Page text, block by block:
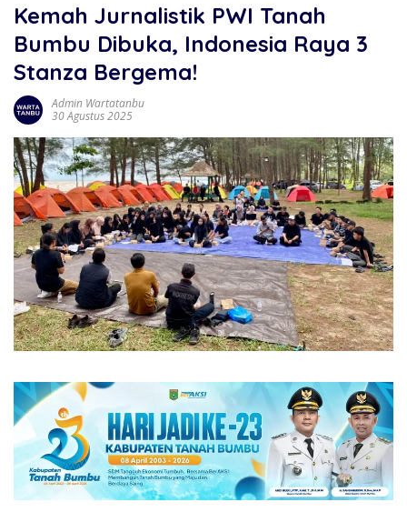
Kemah Jurnalistik PWI Tanah
Bumbu Dibuka, Indonesia Raya 3
Stanza Bergema!
Admin Wartatanbu
30 Agustus 2025